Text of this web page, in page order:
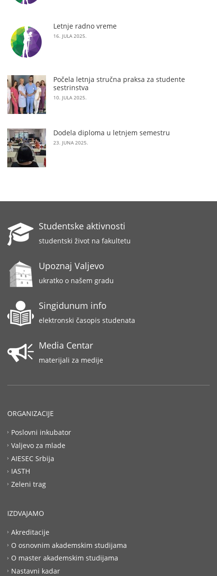
Letnje radno vreme
16. JULA 2025.
Počela letnja stručna praksa za studente
sestrinstva
10. JULA 2025.
Dodela diploma u letnjem semestru
23. JUNA 2025.
Studentske aktivnosti
studentski život na fakultetu
Upoznaj Valjevo
ukratko o našem gradu
Singidunum info
elektronski časopis studenata
Media Centar
materijali za medije
ORGANIZACIJE
Poslovni inkubator
Valjevo za mlade
AIESEC Srbija
IASTH
Zeleni trag
IZDVAJAMO
Akreditacije
O osnovnim akademskim studijama
O master akademskim studijama
Nastavni kadar